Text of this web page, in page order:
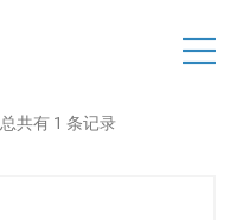
总共有 1 条记录